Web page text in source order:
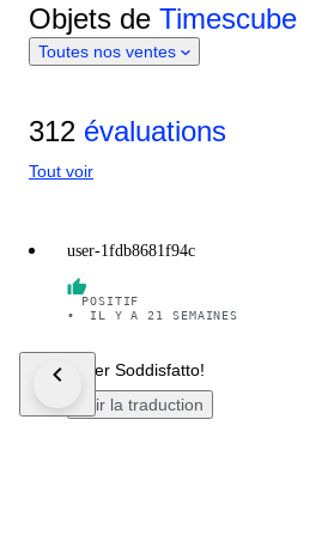
Objets de Timescube
Toutes nos ventes
312 évaluations
Tout voir
user-1fdb8681f94c
POSITIF
•
IL Y A 21 SEMAINES
super Soddisfatto!
Voir la traduction